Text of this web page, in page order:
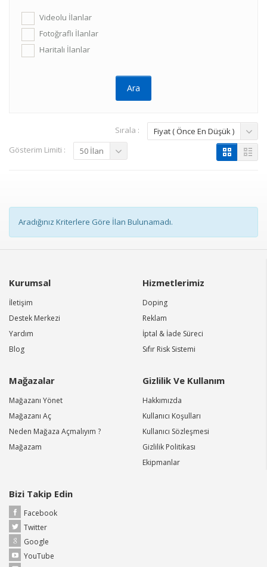
Videolu İlanlar
Fotoğraflı İlanlar
Haritalı İlanlar
Sırala :
Fiyat ( Önce En Düşük )
Gösterim Limiti :
50 İlan
Aradığınız Kriterlere Göre İlan Bulunamadı.
Kurumsal
İletişim
Destek Merkezi
Yardım
Blog
Hizmetlerimiz
Doping
Reklam
İptal & İade Süreci
Sıfır Risk Sistemi
Mağazalar
Mağazanı Yönet
Mağazanı Aç
Neden Mağaza Açmalıyım ?
Mağazam
Gizlilik Ve Kullanım
Hakkımızda
Kullanıcı Koşulları
Kullanıcı Sözleşmesi
Gizlilik Politikası
Ekipmanlar
Bizi Takip Edin
Facebook
Twitter
Google
YouTube